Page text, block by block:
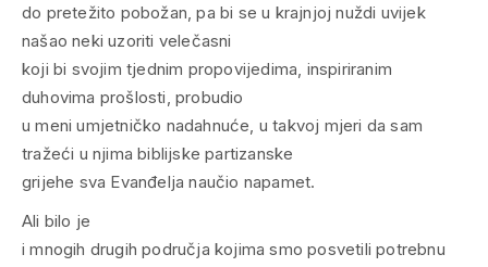
do pretežito pobožan, pa bi se u krajnjoj nuždi uvijek
našao neki uzoriti velečasni
koji bi svojim tjednim propovijedima, inspiriranim
duhovima prošlosti, probudio
u meni umjetničko nadahnuće, u takvoj mjeri da sam
tražeći u njima biblijske partizanske
grijehe sva Evanđelja naučio napamet.
Ali bilo je
i mnogih drugih područja kojima smo posvetili potrebnu